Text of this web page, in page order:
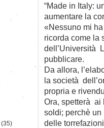
“Made in Italy:
aumentare la
«Nessuno mi
ricorda come la
dell’Università
pubblicare.
Da allora,
la società
propria e
Ora, spetterà ai
soldi; perchè un
delle
(35)